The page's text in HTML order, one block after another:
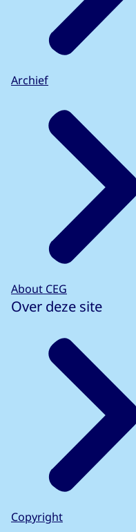
Archief
About CEG
Over deze site
Copyright